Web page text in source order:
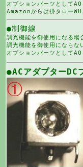
オプションパーツとして
Amazonからは掛タロー
●制御線
調光機能を御使用になる
調光機能を御使用にならな
オプションパーツとして
●ACアダプターDC